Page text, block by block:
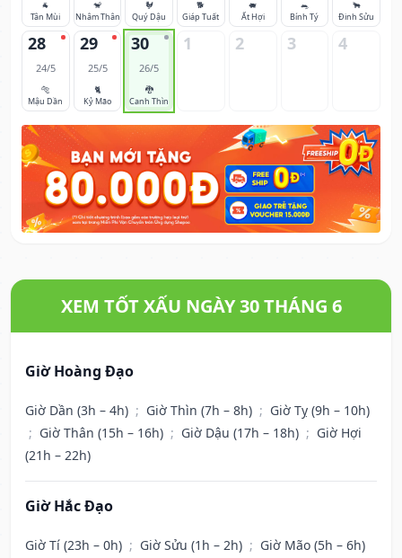
🐐
Tân Mùi
🐒
Nhâm Thân
🐓
Quý Dậu
🐕
Giáp Tuất
🐖
Ất Hợi
🐀
Bính Tý
🐂
Đinh Sửu
28
24/5
🐅
Mậu Dần
29
25/5
🐈
Kỷ Mão
30
26/5
🐉
Canh Thìn
1 2 3 4
XEM TỐT XẤU NGÀY 30 THÁNG 6
Giờ Hoàng Đạo
Giờ Dần (3h – 4h) ; Giờ Thìn (7h – 8h) ; Giờ Tỵ (9h – 10h)
; Giờ Thân (15h – 16h) ; Giờ Dậu (17h – 18h) ; Giờ Hợi
(21h – 22h)
Giờ Hắc Đạo
Giờ Tí (23h – 0h) ; Giờ Sửu (1h – 2h) ; Giờ Mão (5h – 6h)